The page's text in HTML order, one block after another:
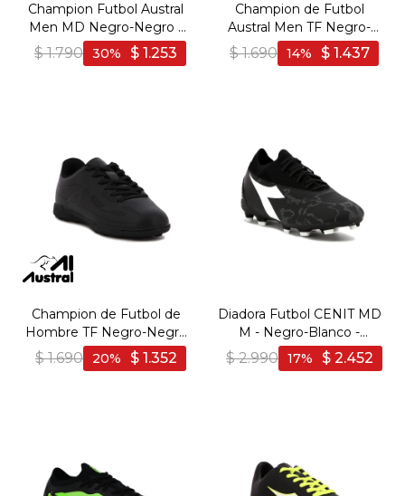
Champion Futbol Austral
Men MD Negro-Negro -
Negro-Negro
$ 1.790 $ 1.253
30
Champion de Futbol
Austral Men TF Negro-
Blanco - Negro-Blanco
$ 1.690 $ 1.437
14
Champion de Futbol de
Hombre TF Negro-Negro
- Negro-Negro
$ 1.690 $ 1.352
20
Diadora Futbol CENIT MD
M - Negro-Blanco -
Negro-Blanco
$ 2.990 $ 2.452
17